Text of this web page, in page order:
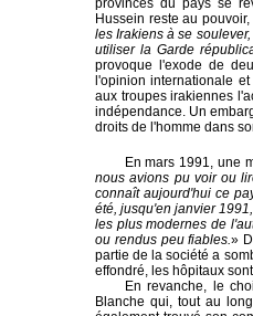
provinces du pays se
Hussein reste au
les Irakiens à se
utiliser la Garde
provoque l'exode de
l'opinion internationale
aux troupes irakiennes
indépendance. Un
droits de l'homme dans
En mars 1991, une
nous avions pu voir ou
connaît aujourd'hui ce
été, jusqu'en janvier
les plus modernes de
ou rendus peu fiables.»
partie de la société a
effondré, les hôpitaux
En revanche, le
Blanche qui, tout au